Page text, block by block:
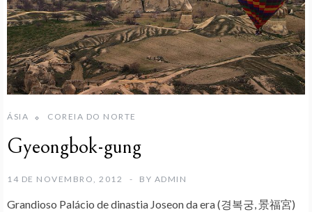
ÁSIA COREIA DO NORTE
Gyeongbok-gung
14 DE NOVEMBRO, 2012 BY ADMIN
Grandioso Palácio de dinastia Joseon da era (경복궁, 景福宮)